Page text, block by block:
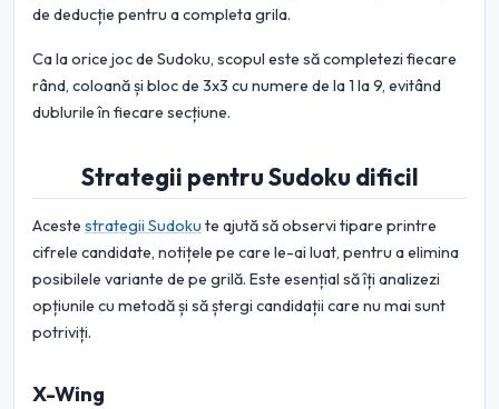
de deducție pentru a completa grila.
Ca la orice joc de Sudoku, scopul este să completezi fiecare
rând, coloană și bloc de 3x3 cu numere de la 1 la 9, evitând
dublurile în fiecare secțiune.
Strategii pentru Sudoku dificil
Aceste strategii Sudoku te ajută să observi tipare printre
cifrele candidate, notițele pe care le-ai luat, pentru a elimina
posibilele variante de pe grilă. Este esențial să îți analizezi
opțiunile cu metodă și să ștergi candidații care nu mai sunt
potriviți.
X-Wing